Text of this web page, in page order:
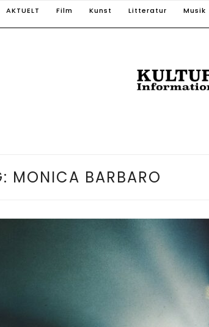
AKTUELT Film Kunst Litteratur Musik
MONICA BARBARO